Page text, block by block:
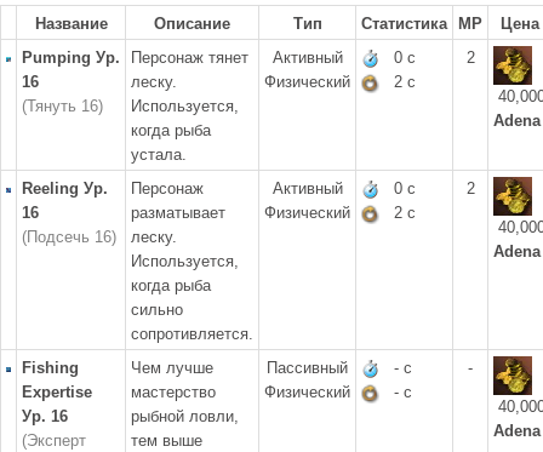
Название Описание Тип Статистика MP
Цена
Pumping Ур.
16
(Тянуть 16)
Персонаж тянет
леску.
Используется,
когда рыба
устала.
Активный
Физический
0 с
2 с
2
Adena
Reeling Ур.
16
(Подсечь 16)
Персонаж
разматывает
леску.
Используется,
когда рыба
сильно
сопротивляется.
Активный
Физический
0 с
2 с
2
Adena
Fishing
Expertise
Ур. 16
(Эксперт
Чем лучше
мастерство
рыбной ловли,
тем выше
Пассивный
Физический
- с
- с
-
Adena